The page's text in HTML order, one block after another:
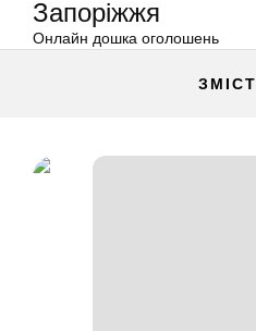
Запоріжжя
Онлайн дошка оголошень
ЗМІСТ